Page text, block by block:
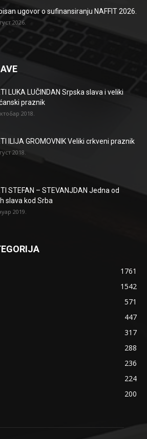
ugovor o sufinansiranju NAFFIT 2026.
2026.
LUKA LUČINDAN Srpska slava i veliki
praznik
2018.
ILIJA GROMOVNIK Veliki crkveni praznik
2018.
STEFAN – STEVANJDAN Jedna od
slava kod Srba
2019.
1761
1542
571
447
317
288
236
224
200